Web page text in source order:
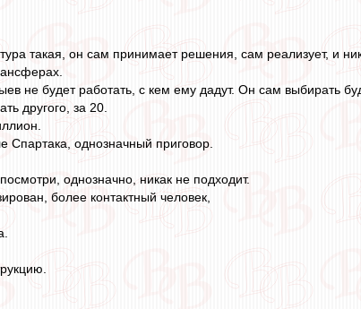
такая, он сам принимает решения, сам реализует, и
не будет работать, с кем ему дадут. Он сам выбирать
другого, за 20.
Спартака, однозначный приговор.
однозначно, никак не подходит.
более контактный человек,